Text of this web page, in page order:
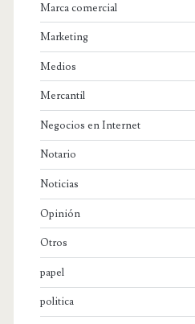
Marca comercial
Marketing
Medios
Mercantil
Negocios en Internet
Notario
Noticias
Opinión
Otros
papel
politica